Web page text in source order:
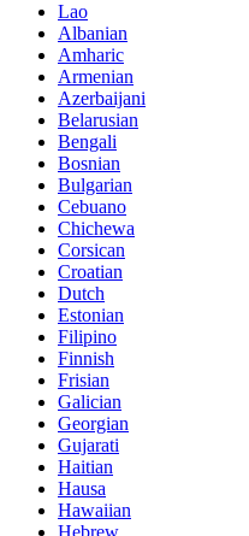
Lao
Albanian
Amharic
Armenian
Azerbaijani
Belarusian
Bengali
Bosnian
Bulgarian
Cebuano
Chichewa
Corsican
Croatian
Dutch
Estonian
Filipino
Finnish
Frisian
Galician
Georgian
Gujarati
Haitian
Hausa
Hawaiian